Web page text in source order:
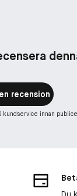
recension
kundservice innan